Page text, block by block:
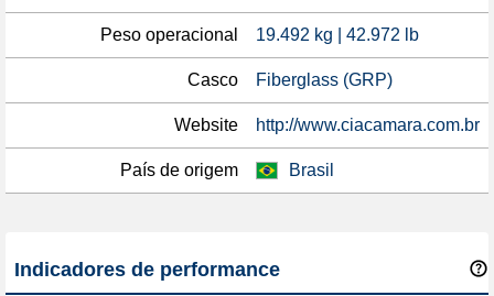
Peso operacional 19.492 kg | 42.972 lb
Casco Fiberglass (GRP)
Website http://www.ciacamara.com.br
País de origem Brasil
Indicadores de performance